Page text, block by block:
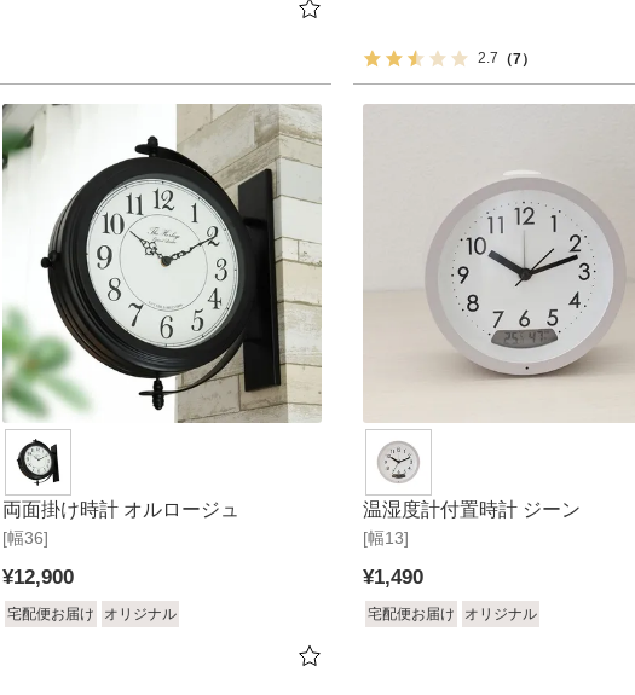
2.7 （7）
[幅36]
両面掛け時計 オルロージュ
¥12,900
宅配便お届け オリジナル
[幅13]
温湿度計付置時計 ジーン
¥1,490
宅配便お届け オリジナル